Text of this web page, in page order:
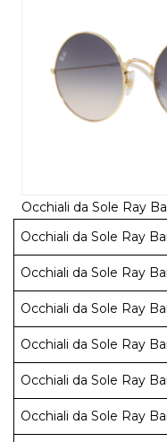
Occhiali da Sole Ray
Occhiali da Sole Ray
Occhiali da Sole Ray
Occhiali da Sole Ray
Occhiali da Sole Ray
Occhiali da Sole Ray
Occhiali da Sole Ray